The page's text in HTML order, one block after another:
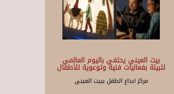
بيت العيني يحتفي باليوم العالمي
للبيئة بفعاليات فنية وتوعوية للأطفال
مركز ابداع الطفل ببيت العينى